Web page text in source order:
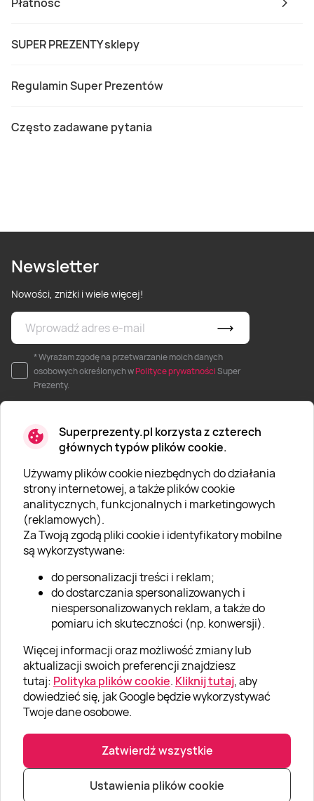
Superprezenty.pl korzysta z czterech
głównych typów plików cookie.
Używamy plików cookie niezbędnych do działania
strony internetowej, a także plików cookie
analitycznych, funkcjonalnych i marketingowych
(reklamowych).
Za Twoją zgodą pliki cookie i identyfikatory mobilne
są wykorzystywane:
do personalizacji treści i reklam;
do dostarczania spersonalizowanych i
niespersonalizowanych reklam, a także do
pomiaru ich skuteczności (np. konwersji).
Więcej informacji oraz możliwość zmiany lub
aktualizacji swoich preferencji znajdziesz
tutaj: Polityka plików cookie. Kliknij tutaj, aby
dowiedzieć się, jak Google będzie wykorzystywać
Twoje dane osobowe.
Zatwierdź wszystkie
Ustawienia plików cookie
SUPER PREZENTY sklepy
Regulamin Super Prezentów
Często zadawane pytania
Newsletter
Nowości, zniżki i wiele więcej!
* Wyrażam zgodę na przetwarzanie moich danych
osobowych określonych wPolityce prywatnościSuper
Prezenty.
O SUPERPREZENTY
O nas
Aktualności
Kariera w Super Prezentach
Klub Lojalnościowy
Dodaj recenzję
Informacje
GRUPA „SUPER PREZENTY“
© Super prezenty 2026|info@superprezenty.pl|22 395 57 20